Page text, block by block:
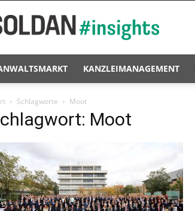
#insights
KANZLEIMANAGEMENT
Schlagworte Moot
Moot